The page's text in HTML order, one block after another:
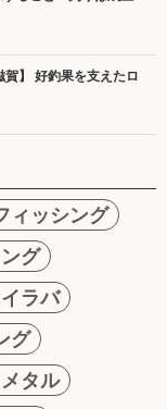
】 好釣果を支えたロ
ィッシング
グ
ラバ
グ
タル